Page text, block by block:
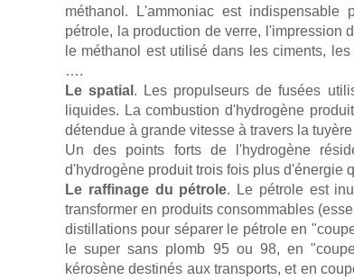
méthanol. L'ammoniac est
pétrole, la production de verre, l'impression
le méthanol est utilisé dans les ciments,
….
Le spatial . Les propulseurs de fusées
liquides. La combustion d'hydrogène
détendue à grande vitesse à travers la
Un des points forts de l'hydrogène
d'hydrogène produit trois fois plus d'énergie
Le raffinage du pétrole. Le pétrole est
transformer en produits consommables
distillations pour séparer le pétrole en
le super sans plomb 95 ou 98, en
kérosène destinés aux transports, et en